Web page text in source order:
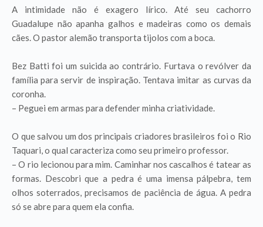
A intimidade não é exagero lírico. Até seu cachorro
Guadalupe não apanha galhos e madeiras como os demais
cães. O pastor alemão transporta tijolos com a boca.
Bez Batti foi um suicida ao contrário. Furtava o revólver da
família para servir de inspiração. Tentava imitar as curvas da
coronha.
– Peguei em armas para defender minha criatividade.
O que salvou um dos principais criadores brasileiros foi o Rio
Taquari, o qual caracteriza como seu primeiro professor.
– O rio lecionou para mim. Caminhar nos cascalhos é tatear as
formas. Descobri que a pedra é uma imensa pálpebra, tem
olhos soterrados, precisamos de paciência de água. A pedra
só se abre para quem ela confia.